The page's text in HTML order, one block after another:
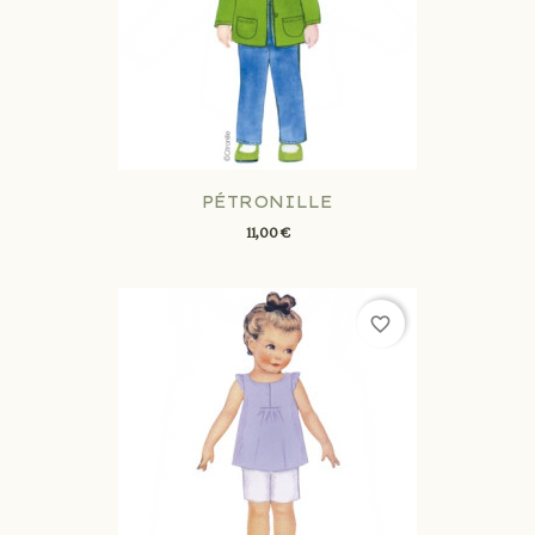
PÉTRONILLE
11,00 €
favorite_border